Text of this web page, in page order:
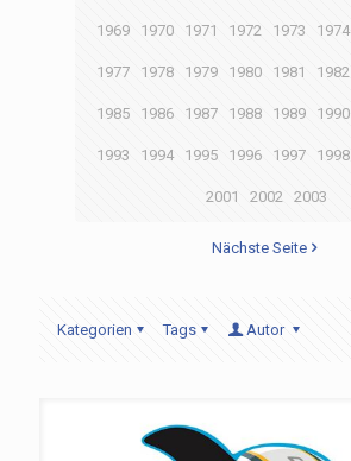
1969 1970 1971 1972 1973 1974
1977 1978 1979 1980 1981 1982
1985 1986 1987 1988 1989 1990
1993 1994 1995 1996 1997 1998
2001 2002 2003
Nächste Seite
Kategorien Tags Autor